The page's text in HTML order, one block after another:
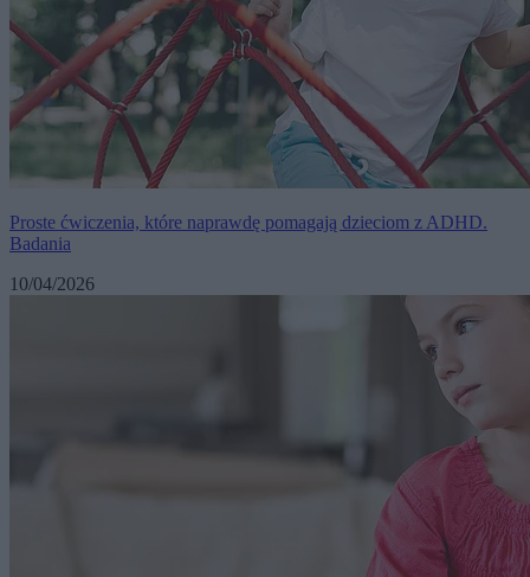
Proste ćwiczenia, które naprawdę pomagają dzieciom z ADHD.
Badania
10/04/2026